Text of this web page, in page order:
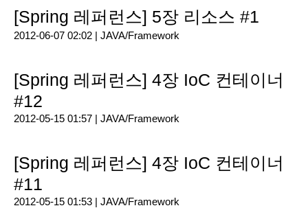
[Spring 레퍼런스] 5장 리소스 #1
2012-06-07 02:02 | JAVA/Framework
[Spring 레퍼런스] 4장 IoC 컨테이너
#12
2012-05-15 01:57 | JAVA/Framework
[Spring 레퍼런스] 4장 IoC 컨테이너
#11
2012-05-15 01:53 | JAVA/Framework